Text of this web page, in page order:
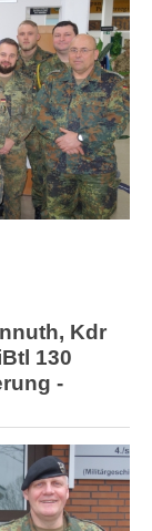
Kdr
130
-